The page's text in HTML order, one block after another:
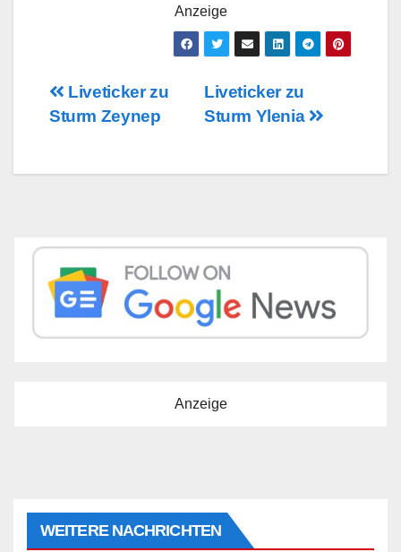
Anzeige
Beitragsnavigation
Liveticker zu
Sturm Ylenia
Liveticker zu
Sturm Zeynep
Anzeige
WEITERE NACHRICHTEN